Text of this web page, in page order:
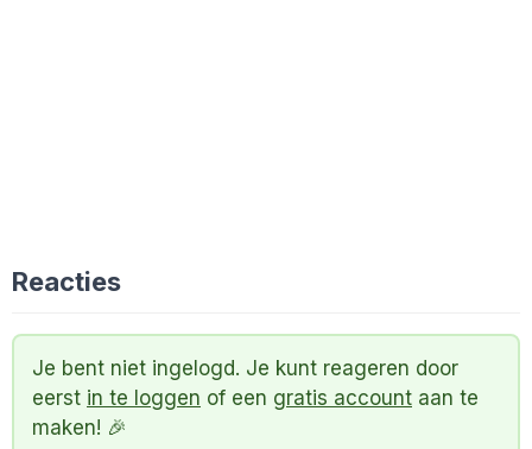
Reacties
Je bent niet ingelogd. Je kunt reageren door
eerst in te loggen of een gratis account aan te
maken! 🎉